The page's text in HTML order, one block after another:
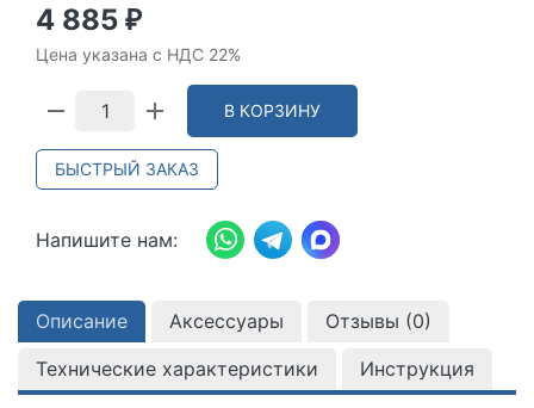
4 885 ₽
Цена указана с НДС 22%
В КОРЗИНУ
БЫСТРЫЙ ЗАКАЗ
Напишите нам:
Описание Аксессуары Отзывы (0)
Технические характеристики
Инструкция